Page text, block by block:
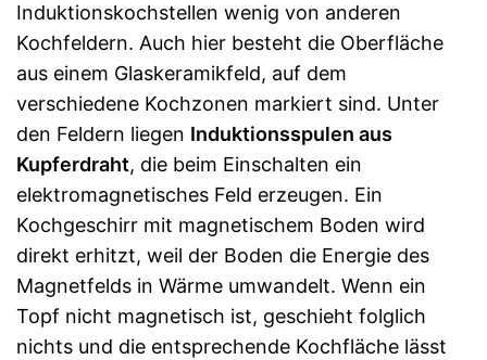
Induktionskochstellen wenig von anderen
Kochfeldern. Auch hier besteht die Oberfläche
aus einem Glaskeramikfeld, auf dem
verschiedene Kochzonen markiert sind. Unter
den Feldern liegen Induktionsspulen aus
Kupferdraht, die beim Einschalten ein
elektromagnetisches Feld erzeugen. Ein
Kochgeschirr mit magnetischem Boden wird
direkt erhitzt, weil der Boden die Energie des
Magnetfelds in Wärme umwandelt. Wenn ein
Topf nicht magnetisch ist, geschieht folglich
nichts und die entsprechende Kochfläche lässt